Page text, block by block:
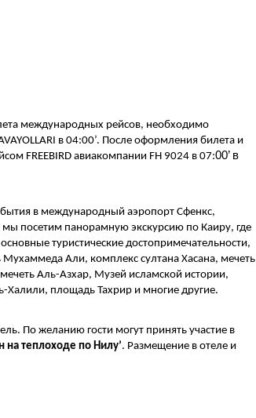
международных рейсов, необходимо
в 04:00’. После оформления билета и
FREEBIRD авиакомпании FH 9024 в 07:00’ в
в международный аэропорт Сфенкс,
мы посетим панорамную экскурсию по Каиру, где
туристические достопримечательности,
Мухаммеда Али, комплекс султана Хасана, мечеть
Аль-Азхар, Музей исламской истории,
площадь Тахрир и многие другие.
По желанию гости могут принять участие в
на теплоходе по Нилу’. Размещение в отеле и